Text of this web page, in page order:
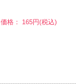
価格： 165円(税込)